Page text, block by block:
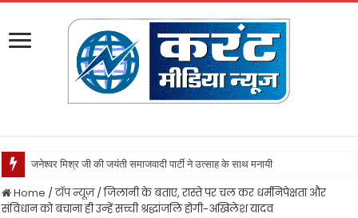
जनेश्वर मिश्र जी की जयंती समाजवादी पार्टी ने उत्साह के साथ मनायी
Home / टॉप न्यूज़/ जिलानी के बताए, रास्ते पर चल कर धर्मनिपेक्षता और
संविधान को बचाना ही उन्हें सच्ची श्रद्धांजलि होगी-अखिलेश यादव